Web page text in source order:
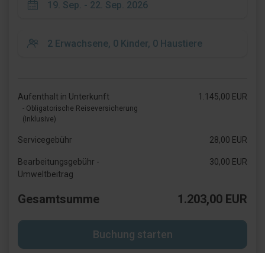
Aufenthalt in Unterkunft
- Obligatorische Reiseversicherung
(Inklusive)
1.145,00 EUR
Servicegebühr 28,00 EUR
Bearbeitungsgebühr -
Umweltbeitrag
30,00 EUR
Gesamtsumme 1.203,00 EUR
Buchung starten